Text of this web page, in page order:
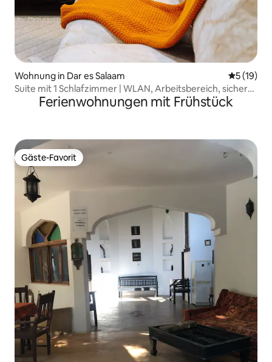
Wohnung in Dar es Salaam
5 (19)
Suite mit 1 Schlafzimmer | WLAN, Arbeitsbereich, sicheres
Anwesen, Stromaggregat
Ferienwohnungen mit Frühstück
Gäste-Favorit
Gäste-Favorit